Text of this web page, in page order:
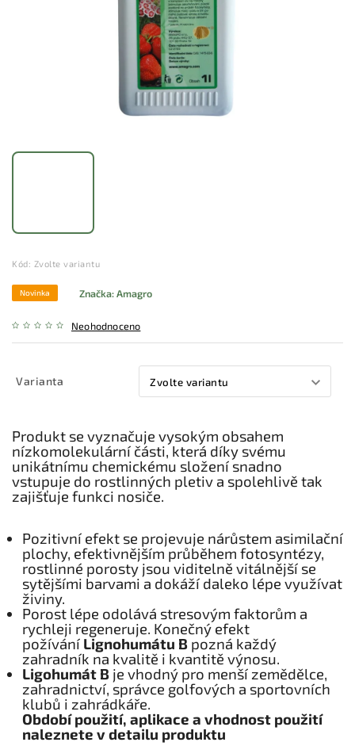
Kód: Zvolte variantu
Novinka
Neohodnoceno
Značka:Amagro
Varianta
Produkt se vyznačuje vysokým obsahem
nízkomolekulární části, která díky svému
unikátnímu chemickému složení snadno
vstupuje do rostlinných pletiv a spolehlivě tak
zajišťuje funkci nosiče.
Pozitivní efekt se projevuje nárůstem asimilační
plochy, efektivnějším průběhem fotosyntézy,
rostlinné porosty jsou viditelně vitálnější se
sytějšími barvami a dokáží daleko lépe využívat
živiny.
Porost lépe odolává stresovým faktorům a
rychleji regeneruje. Konečný efekt
požívání Lignohumátu B pozná každý
zahradník na kvalitě i kvantitě výnosu.
Ligohumát B je vhodný pro menší zemědělce,
zahradnictví, správce golfových a sportovních
klubů i zahrádkáře.
Období použití, aplikace a vhodnost použití
naleznete v detailu produktu